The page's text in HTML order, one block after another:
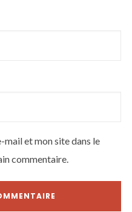
mail et mon site dans le
commentaire.